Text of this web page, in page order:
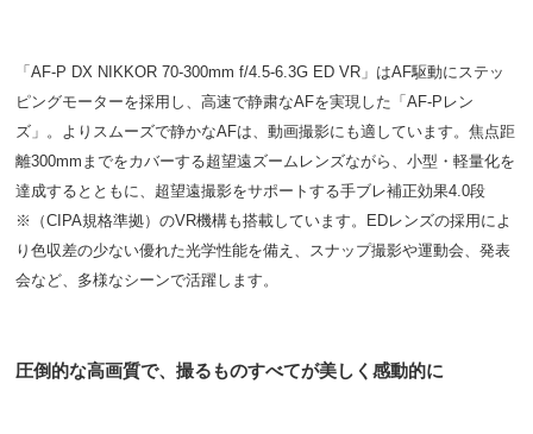
「AF-P DX NIKKOR 70-300mm f/4.5-6.3G ED VR」はAF駆動にステッ
ピングモーターを採用し、高速で静粛なAFを実現した「AF-Pレン
ズ」。よりスムーズで静かなAFは、動画撮影にも適しています。焦点距
離300mmまでをカバーする超望遠ズームレンズながら、小型・軽量化を
達成するとともに、超望遠撮影をサポートする手ブレ補正効果4.0段
※（CIPA規格準拠）のVR機構も搭載しています。EDレンズの採用によ
り色収差の少ない優れた光学性能を備え、スナップ撮影や運動会、発表
会など、多様なシーンで活躍します。
圧倒的な高画質で、撮るものすべてが美しく感動的に